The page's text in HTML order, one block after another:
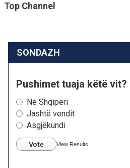
Top Channel
SONDAZH
Pushimet tuaja këtë vit?
Në Shqipëri
Jashtë vendit
Asgjëkundi
Vote View Results